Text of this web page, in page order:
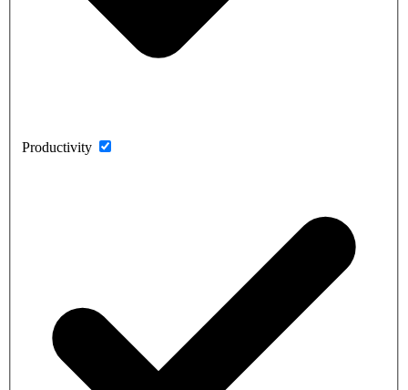
Productivity